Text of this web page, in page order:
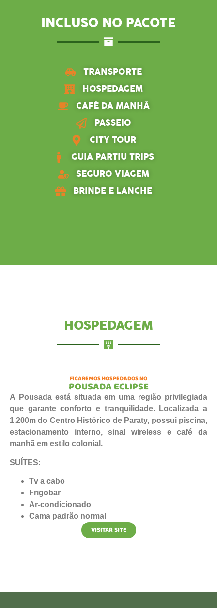
INCLUSO NO PACOTE
TRANSPORTE
HOSPEDAGEM
CAFÉ DA MANHÃ
PASSEIO
CITY TOUR
GUIA PARTIU TRIPS
SEGURO VIAGEM
BRINDE E LANCHE
HOSPEDAGEM
FICAREMOS HOSPEDADOS NO
POUSADA ECLIPSE
A Pousada está situada em uma região privilegiada
que garante conforto e tranquilidade. Localizada a
1.200m do Centro Histórico de Paraty, possui piscina,
estacionamento interno, sinal wireless e café da
manhã em estilo colonial.
SUÍTES:
Tv a cabo
Frigobar
Ar-condicionado
Cama padrão normal
VISITAR SITE